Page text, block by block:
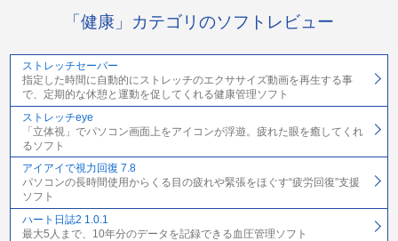
「健康」カテゴリのソフトレビュー
ストレッチセーバー
指定した時間に自動的にストレッチのエクササイズ動画を再生する事
で、定期的な休憩と運動を促してくれる健康管理ソフト
ストレッチeye
「立体視」でパソコン画面上をアイコンが浮遊。疲れた眼を癒してくれ
るソフト
アイアイで視力回復 7.8
パソコンの長時間使用からくる目の疲れや緊張をほぐす“疲労回復”支援
ソフト
ハート日誌2 1.0.1
最大5人まで、10年分のデータを記録できる血圧管理ソフト